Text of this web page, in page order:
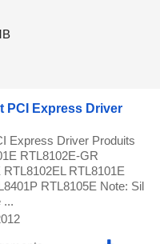
PCI Express Driver
Express Driver Produits
RTL8102E-GR
RTL8101E
RTL8105E Note: Sil
...